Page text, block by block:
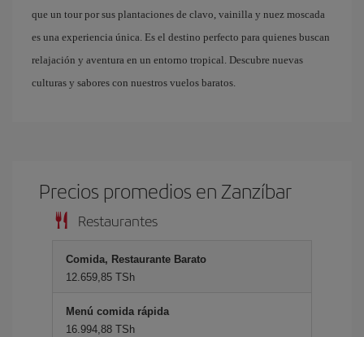
que un tour por sus plantaciones de clavo, vainilla y nuez moscada
es una experiencia única. Es el destino perfecto para quienes buscan
relajación y aventura en un entorno tropical. Descubre nuevas
culturas y sabores con nuestros vuelos baratos.
Precios promedios en Zanzíbar
Restaurantes
Comida, Restaurante Barato
12.659,85 TSh
Menú comida rápida
16.994,88 TSh